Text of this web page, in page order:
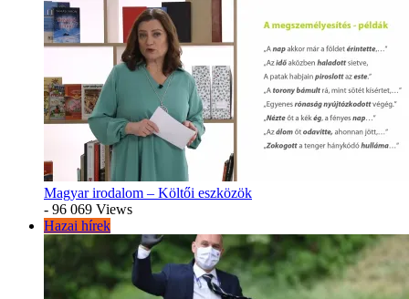
Magyar irodalom – Költői eszközök
- 96 069 Views
Hazai hírek